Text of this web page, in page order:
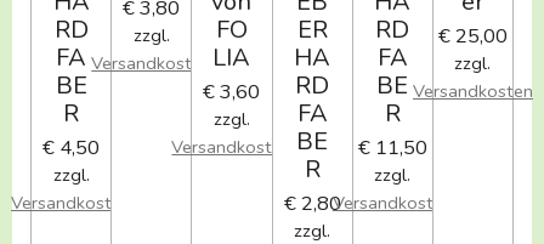
RD
FA
BE
R
€ 4,50
zzgl.
Versandkosten
€ 3,80
zzgl.
Versandkosten
FO
LIA
€ 3,60
zzgl.
Versandkosten
ER
HA
RD
FA
BE
R
€ 2,80
zzgl.
RD
FA
BE
R
€ 11,50
zzgl.
Versandkosten
€ 25,00
zzgl.
Versandkosten